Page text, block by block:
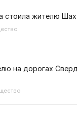
стоила жителю
на дорогах